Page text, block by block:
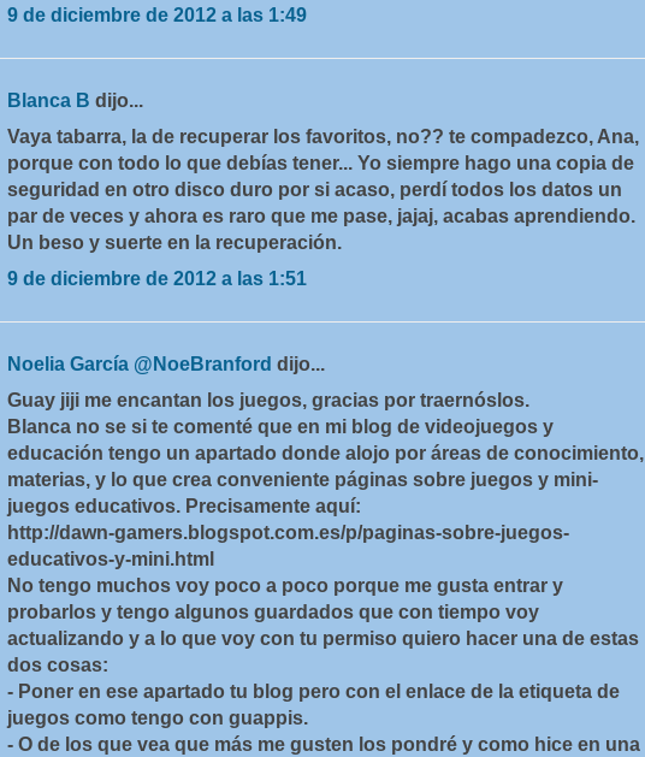
9 de diciembre de 2012 a las 1:49
Blanca B dijo...
Vaya tabarra, la de recuperar los favoritos, no?? te compadezco, Ana,
porque con todo lo que debías tener... Yo siempre hago una copia de
seguridad en otro disco duro por si acaso, perdí todos los datos un
par de veces y ahora es raro que me pase, jajaj, acabas aprendiendo.
Un beso y suerte en la recuperación.
9 de diciembre de 2012 a las 1:51
Noelia García @NoeBranford dijo...
Guay jiji me encantan los juegos, gracias por traernóslos.
Blanca no se si te comenté que en mi blog de videojuegos y
educación tengo un apartado donde alojo por áreas de conocimiento,
materias, y lo que crea conveniente páginas sobre juegos y mini-
juegos educativos. Precisamente aquí:
http://dawn-gamers.blogspot.com.es/p/paginas-sobre-juegos-
educativos-y-mini.html
No tengo muchos voy poco a poco porque me gusta entrar y
probarlos y tengo algunos guardados que con tiempo voy
actualizando y a lo que voy con tu permiso quiero hacer una de estas
dos cosas:
- Poner en ese apartado tu blog pero con el enlace de la etiqueta de
juegos como tengo con guappis.
- O de los que vea que más me gusten los pondré y como hice en una